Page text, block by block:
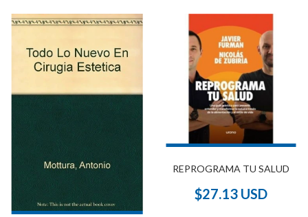
REPROGRAMA TU SALUD
$27.13 USD